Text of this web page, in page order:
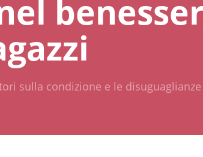
sulla condizione e le